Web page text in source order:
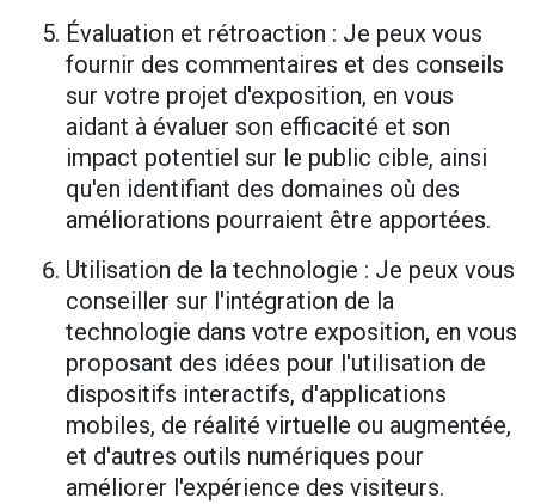
Évaluation et rétroaction : Je peux vous
fournir des commentaires et des conseils
sur votre projet d'exposition, en vous
aidant à évaluer son efficacité et son
impact potentiel sur le public cible, ainsi
qu'en identifiant des domaines où des
améliorations pourraient être apportées.
Utilisation de la technologie : Je peux vous
conseiller sur l'intégration de la
technologie dans votre exposition, en vous
proposant des idées pour l'utilisation de
dispositifs interactifs, d'applications
mobiles, de réalité virtuelle ou augmentée,
et d'autres outils numériques pour
améliorer l'expérience des visiteurs.